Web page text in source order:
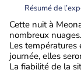
Résumé de
Cette nuit à
nombreux
Les températures
journée, elles
La fiabilité de la